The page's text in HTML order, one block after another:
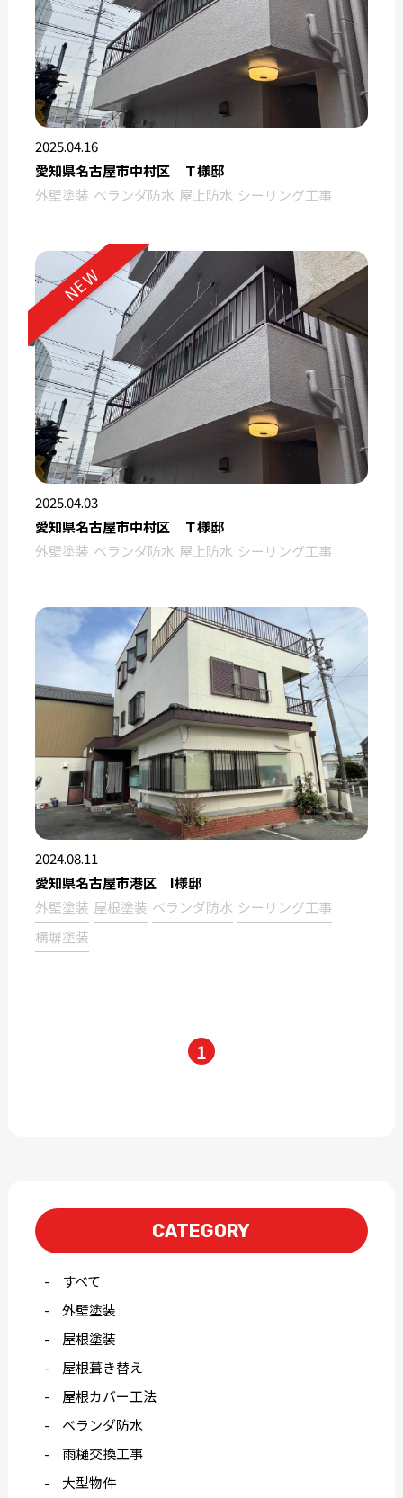
2025.04.16
愛知県名古屋市中村区 Ｔ様邸
外壁塗装 ベランダ防水 屋上防水 シーリング工事
2025.04.03
愛知県名古屋市中村区 Ｔ様邸
外壁塗装 ベランダ防水 屋上防水 シーリング工事
NEW
2024.08.11
愛知県名古屋市港区 I様邸
外壁塗装 屋根塗装 ベランダ防水 シーリング工事
構塀塗装
1
CATEGORY
すべて
外壁塗装
屋根塗装
屋根葺き替え
屋根カバー工法
ベランダ防水
雨樋交換工事
大型物件